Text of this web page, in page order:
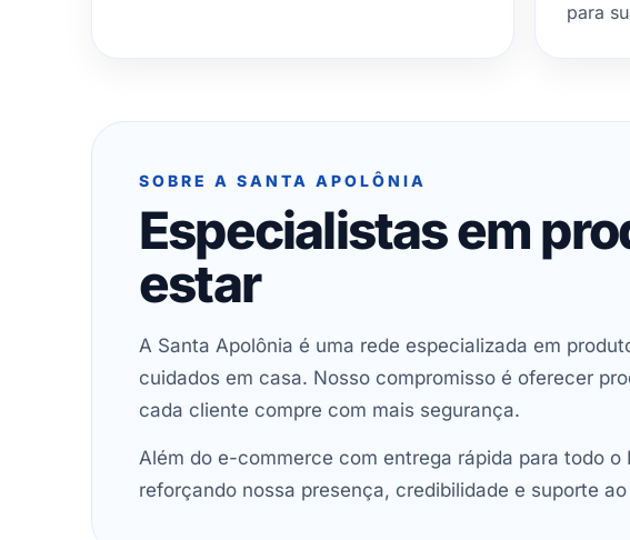
para
SOBRE A SANTA APOLÔNIA
Especialistas em
estar
A Santa Apolônia é uma rede especializada em
cuidados em casa. Nosso compromisso é oferecer
cada cliente compre com mais segurança.
Além do e-commerce com entrega rápida para todo
reforçando nossa presença, credibilidade e suporte